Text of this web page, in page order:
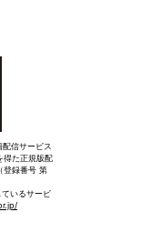
信サービス
得た正規版配
登録番号 第
いるサービ